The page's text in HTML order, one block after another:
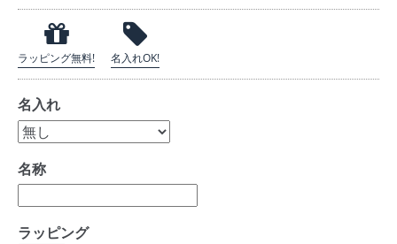
ラッピング無料! 名入れOK!
名入れ
名称
ラッピング